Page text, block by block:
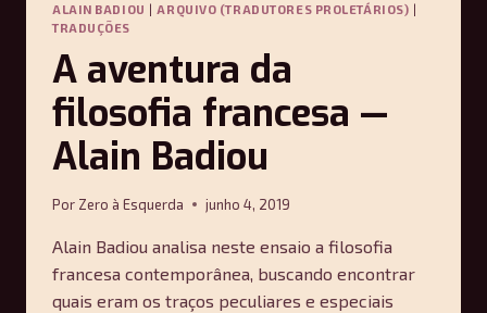
ALAIN BADIOU |ARQUIVO (TRADUTORES PROLETÁRIOS) |
TRADUÇÕES
A aventura da
filosofia francesa —
Alain Badiou
Por Zero à Esquerda junho 4, 2019
Alain Badiou analisa neste ensaio a filosofia
francesa contemporânea, buscando encontrar
quais eram os traços peculiares e especiais